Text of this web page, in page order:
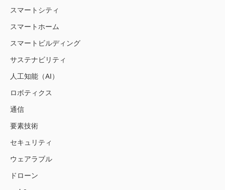
スマートシティ
スマートホーム
スマートビルディング
サステナビリティ
人工知能（AI）
ロボティクス
通信
要素技術
セキュリティ
ウェアラブル
ドローン